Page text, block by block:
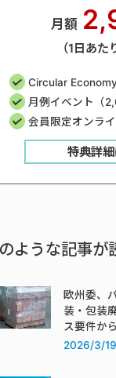
月額
（1日あた
Circular
月例イベント（
会員限定オンラ
特典詳
ような記事が
欧州委、
装・包装
ス要件か
2026/3/19